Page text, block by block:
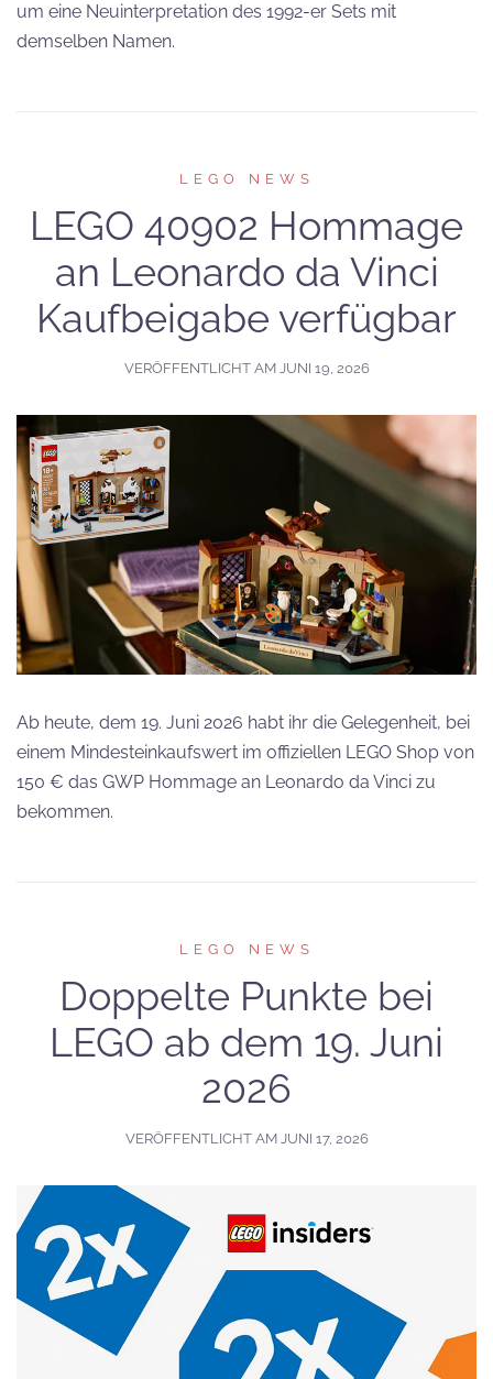
um eine Neuinterpretation des 1992-er Sets mit
demselben Namen.
LEGO NEWS
LEGO 40902 Hommage
an Leonardo da Vinci
Kaufbeigabe verfügbar
VERÖFFENTLICHT AM JUNI 19, 2026
Ab heute, dem 19. Juni 2026 habt ihr die Gelegenheit, bei
einem Mindesteinkaufswert im offiziellen LEGO Shop von
150 € das GWP Hommage an Leonardo da Vinci zu
bekommen.
LEGO NEWS
Doppelte Punkte bei
LEGO ab dem 19. Juni
2026
VERÖFFENTLICHT AM JUNI 17, 2026